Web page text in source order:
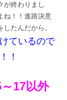
が終わりまし
ね！！進路決意
たんだから。
ているので
！
17以外